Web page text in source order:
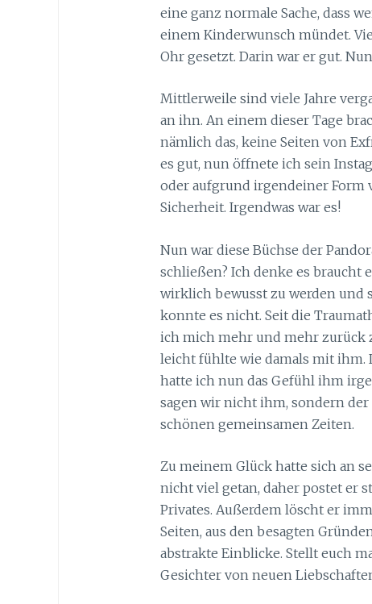
eine ganz normale Sache, dass
einem Kinderwunsch mündet.
Ohr gesetzt. Darin war er gut.
Mittlerweile sind viele Jahre
an ihn. An einem dieser Tage
nämlich das, keine Seiten von
es gut, nun öffnete ich sein
oder aufgrund irgendeiner Form
Sicherheit. Irgendwas war es!
Nun war diese Büchse der
schließen? Ich denke es braucht
wirklich bewusst zu werden
konnte es nicht. Seit die
ich mich mehr und mehr zurück
leicht fühlte wie damals mit ihm.
hatte ich nun das Gefühl ihm
sagen wir nicht ihm, sondern
schönen gemeinsamen Zeiten.
Zu meinem Glück hatte sich an
nicht viel getan, daher postet er
Privates. Außerdem löscht er
Seiten, aus den besagten
abstrakte Einblicke. Stellt euch
Gesichter von neuen